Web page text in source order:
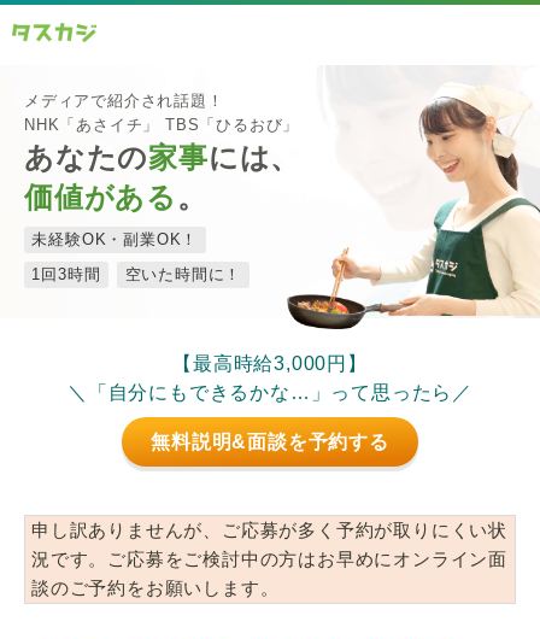
メディアで紹介され話題！
NHK「あさイチ」 TBS「ひるおび」
あなたの家事には、
価値がある 。
未経験OK・副業OK！
1回3時間
空いた時間に！
【最高時給3,000円】
＼「自分にもできるかな…」って思ったら／
無料説明&面談を予約する
申し訳ありませんが、ご応募が多く予約が取りにくい状
況です。ご応募をご検討中の方はお早めにオンライン面
談のご予約をお願いします。